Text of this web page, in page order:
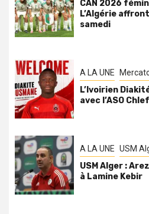
CAN 2026
L’Algérie
samedi
A LA UNE
L’Ivoirien
avec l’ASO
A LA UNE USM
USM Alger :
à Lamine Kebir